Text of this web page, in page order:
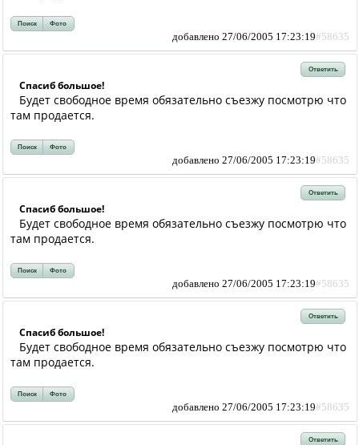
Поиск Фото
добавлено 27/06/2005 17:23:19#58635
Ответить
Спасиб большое!
Будет свободное время обязательно съезжу посмотрю что
там продается.
Поиск Фото
добавлено 27/06/2005 17:23:19#58635
Ответить
Спасиб большое!
Будет свободное время обязательно съезжу посмотрю что
там продается.
Поиск Фото
добавлено 27/06/2005 17:23:19#58635
Ответить
Спасиб большое!
Будет свободное время обязательно съезжу посмотрю что
там продается.
Поиск Фото
добавлено 27/06/2005 17:23:19#58635
Ответить